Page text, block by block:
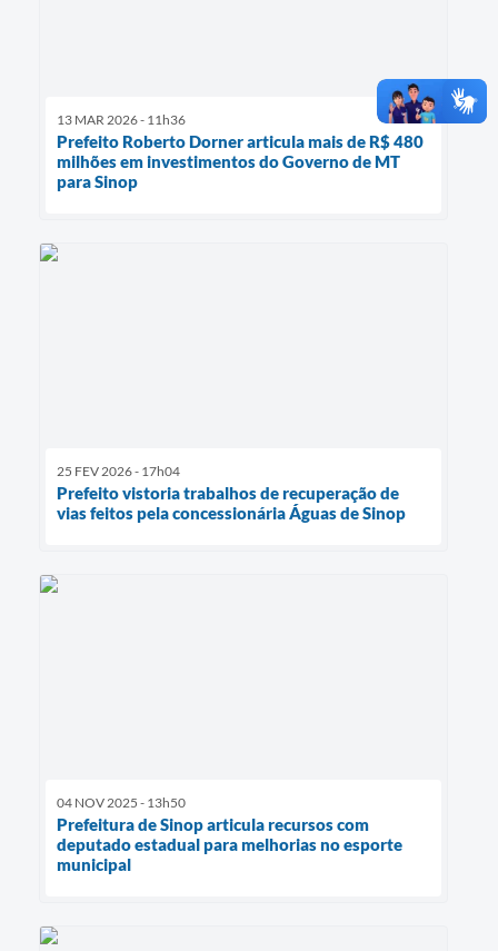
13 MAR 2026 - 11h36
Prefeito Roberto Dorner articula mais de R$ 480
milhões em investimentos do Governo de MT
para Sinop
25 FEV 2026 - 17h04
Prefeito vistoria trabalhos de recuperação de
vias feitos pela concessionária Águas de Sinop
04 NOV 2025 - 13h50
Prefeitura de Sinop articula recursos com
deputado estadual para melhorias no esporte
municipal